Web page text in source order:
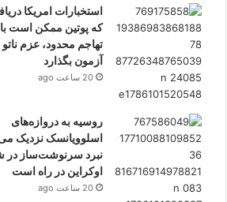
استخبارات امریکا
که پوتین ممکن است
تهاجم محدود، عزم ناتو
آزمون بگذارد
20 ساعت ago
روسیه به دروازه‌های
اسلوویانسک نزدیک
نبرد سرنوشت‌ساز
اوکراین در راه است
20 ساعت ago